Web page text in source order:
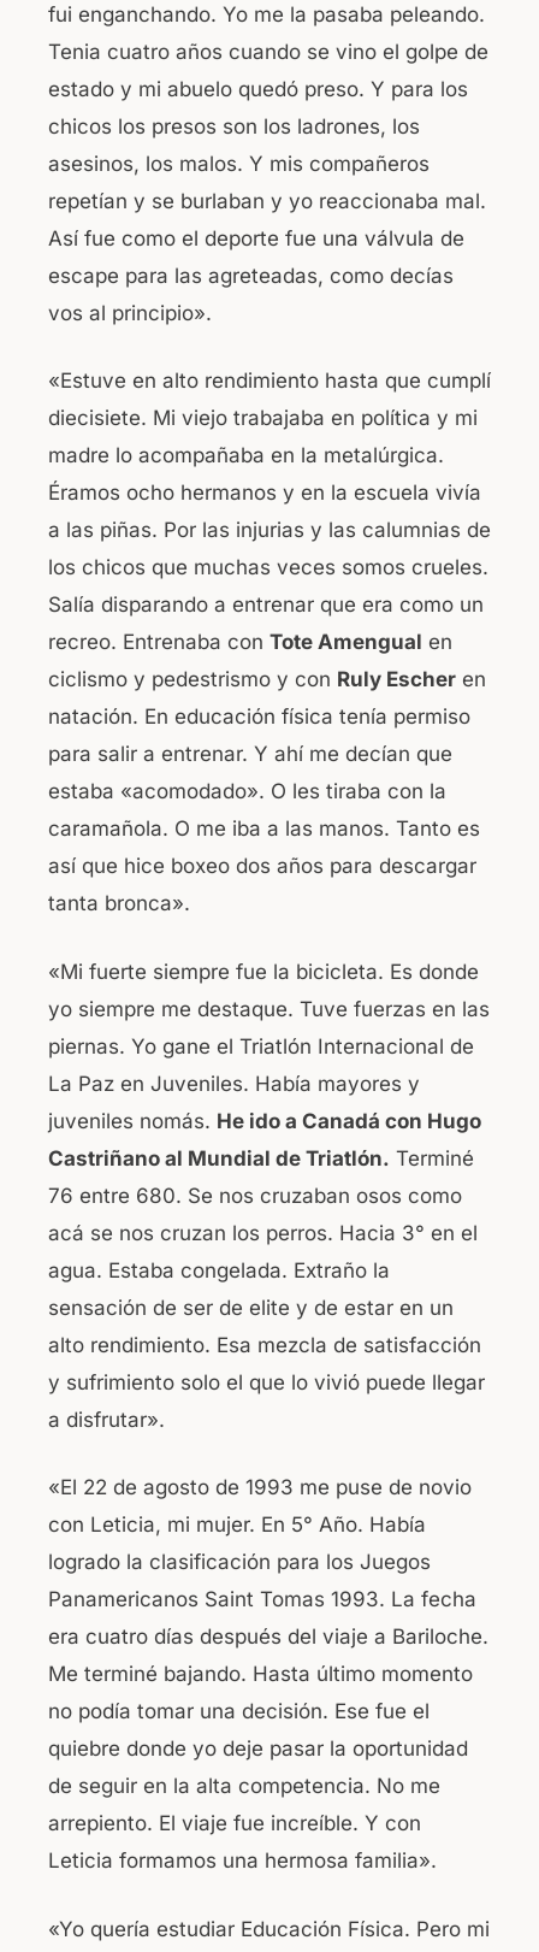
fui enganchando. Yo me la pasaba peleando.
Tenia cuatro años cuando se vino el golpe de
estado y mi abuelo quedó preso. Y para los
chicos los presos son los ladrones, los
asesinos, los malos. Y mis compañeros
repetían y se burlaban y yo reaccionaba mal.
Así fue como el deporte fue una válvula de
escape para las agreteadas, como decías
vos al principio».
«Estuve en alto rendimiento hasta que cumplí
diecisiete. Mi viejo trabajaba en política y mi
madre lo acompañaba en la metalúrgica.
Éramos ocho hermanos y en la escuela vivía
a las piñas. Por las injurias y las calumnias de
los chicos que muchas veces somos crueles.
Salía disparando a entrenar que era como un
recreo. Entrenaba con Tote Amengual en
ciclismo y pedestrismo y con Ruly Escher en
natación. En educación física tenía permiso
para salir a entrenar. Y ahí me decían que
estaba «acomodado». O les tiraba con la
caramañola. O me iba a las manos. Tanto es
así que hice boxeo dos años para descargar
tanta bronca».
«Mi fuerte siempre fue la bicicleta. Es donde
yo siempre me destaque. Tuve fuerzas en las
piernas. Yo gane el Triatlón Internacional de
La Paz en Juveniles. Había mayores y
juveniles nomás. He ido a Canadá con Hugo
Castriñano al Mundial de Triatlón. Terminé
76 entre 680. Se nos cruzaban osos como
acá se nos cruzan los perros. Hacia 3° en el
agua. Estaba congelada. Extraño la
sensación de ser de elite y de estar en un
alto rendimiento. Esa mezcla de satisfacción
y sufrimiento solo el que lo vivió puede llegar
a disfrutar».
«El 22 de agosto de 1993 me puse de novio
con Leticia, mi mujer. En 5° Año. Había
logrado la clasificación para los Juegos
Panamericanos Saint Tomas 1993. La fecha
era cuatro días después del viaje a Bariloche.
Me terminé bajando. Hasta último momento
no podía tomar una decisión. Ese fue el
quiebre donde yo deje pasar la oportunidad
de seguir en la alta competencia. No me
arrepiento. El viaje fue increíble. Y con
Leticia formamos una hermosa familia».
«Yo quería estudiar Educación Física. Pero mi